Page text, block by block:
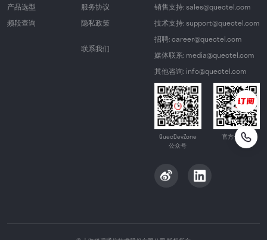
产品选型
频段查询
服务协议
隐私政策
联系我们
销售支持: sales@quectel.com
技术支持: support@quectel.com
招聘: career@quectel.com
媒体联系: media@quectel.com
其他咨询: info@quectel.com
QuecDevZone
公众号
官方公众号